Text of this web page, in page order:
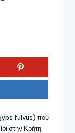
fulvus) που
στην Κρήτη